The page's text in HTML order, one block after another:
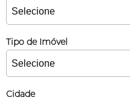
Tipo de Imóvel
Cidade